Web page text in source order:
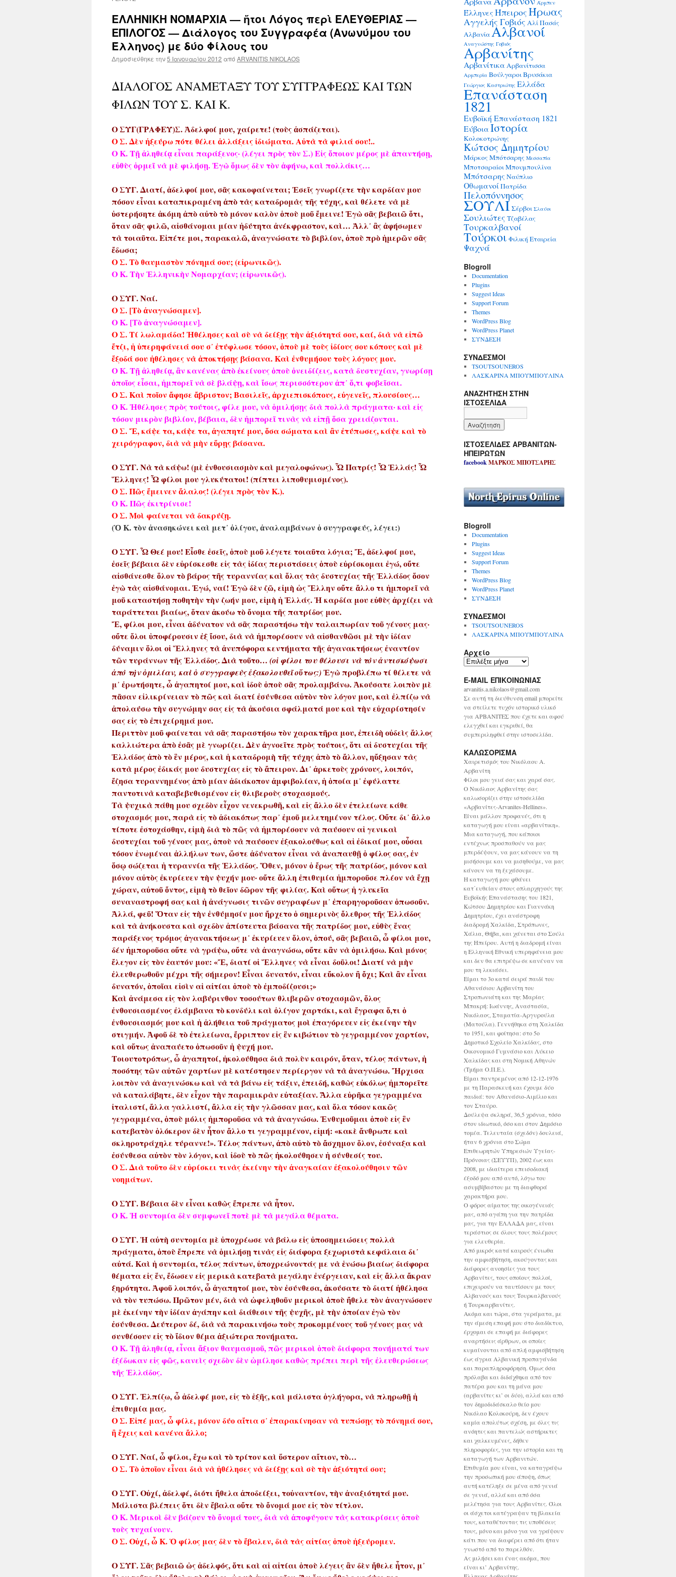
ΕΛΛΗΝΙΚΗ ΝΟΜΑΡΧΙΑ — ἤτοι Λόγος περὶ ΕΛΕΥΘΕΡΙΑΣ —
ΕΠΙΛΟΓΟΣ — Διάλογος του Συγγραφέα (Ανωνύμου του
Έλληνος) με δύο Φίλους του
Δημοσιεύθηκε την5 Ιανουαρίου 2012 από ARVANITIS NIKOLAOS
ΔΙΑΛΟΓΟΣ ΑΝΑΜΕΤΑΞΥ ΤΟΥ ΣΥΓΓΡΑΦΕΩΣ ΚΑΙ ΤΩΝ
ΦΙΛΩΝ ΤΟΥ Σ. ΚΑΙ Κ.
Ο ΣΥΓ(ΓΡΑΦΕΥ)Σ. Ἀδελφοί μου, χαίρετε! (τοὺς ἀσπάζεται).
Ο Σ. Δὲν ἠξεύρω πότε θέλει ἀλλάξεις ἰδιώματα. Αὐτὰ τὰ φιλιά σου!..
Ο Κ. Τῇ ἀληθείᾳ εἶναι παράξενος· (λέγει πρὸς τὸν Σ.) Εἰς ὅποιον μέρος μὲ ἀπαντήσῃ,
εὐθὺς ὁρμεῖ νὰ μὲ φιλήσῃ. Ἐγὼ ὅμως δὲν τὸν ἀφήνω, καὶ πολλάκις…
Ο ΣΥΓ. Διατί, ἀδελφοί μου, σᾶς κακοφαίνεται; Ἐσεῖς γνωρίζετε τὴν καρδίαν μου
πόσον εἶναι καταπικραμένη ἀπὸ τὰς καταδρομὰς τῆς τύχης, καὶ θέλετε νὰ μὲ
ὑστερήσητε ἀκόμη ἀπὸ αὐτὸ τὸ μόνον καλὸν ὁποὺ μοῦ ἔμεινε! Ἐγὼ σᾶς βεβαιῶ ὅτι,
ὅταν σᾶς φιλῶ, αἰσθάνομαι μίαν ἡδύτητα ἀνέκφραστον, καὶ… Ἀλλ᾿ ἂς ἀφήσωμεν
τὰ τοιαῦτα. Εἰπέτε μοι, παρακαλῶ, ἀναγνώσατε τὸ βιβλίον, ὁποὺ πρὸ ἡμερῶν σᾶς
ἔδωσα;
Ο Σ. Τὸ θαυμαστὸν πόνημά σου; (εἰρωνικῶς).
Ο Κ. Τὴν Ἑλληνικὴν Νομαρχίαν; (εἰρωνικῶς).
Ο ΣΥΓ. Ναί.
Ο Σ. [Τὸ ἀναγνώσαμεν].
Ο Κ. [Τὸ ἀναγνώσαμεν].
Ο Σ. Τί λωλαμάδα! Ἠθέλησες καὶ σὺ νὰ δείξῃς τὴν ἀξιότητά σου, καί, διὰ νὰ εἰπῶ
ἔτζι, ἡ ὑπερηφάνειά σου σ᾿ ἐτύφλωσε τόσον, ὁποὺ μὲ τοὺς ἰδίους σου κόπους καὶ μὲ
ἔξοδά σου ἠθέλησες νὰ ἀποκτήσῃς βάσανα. Καὶ ἐνθυμήσου τοὺς λόγους μου.
Ο Κ. Τῇ ἀληθείᾳ, ἂν κανένας ἀπὸ ἐκείνους ὁποὺ ὀνειδίζεις, κατὰ δυστυχίαν, γνωρίσῃ
ὁποῖος εἶσαι, ἠμπορεῖ νὰ σὲ βλάψῃ, καὶ ἴσως περισσότερον ἀπ᾿ ὅ,τι φοβεῖσαι.
Ο Σ. Καὶ ποῖον ἄφησε ἄβριστον; Βασιλεῖς, ἀρχιεπισκόπους, εὐγενεῖς, πλουσίους…
Ο Κ. Ἠθέλησες πρὸς τούτοις, φίλε μου, νὰ ὁμιλήσῃς διὰ πολλὰ πράγματα· καὶ εἰς
τόσον μικρὸν βιβλίον, βέβαια, δὲν ἠμπορεῖ τινὰς νὰ εἰπῇ ὅσα χρειάζονται.
Ο Σ. Ἔ, κάψε τα, κάψε τα, ἀγαπητέ μου, ὅσα σώματα καὶ ἂν ἐτύπωσες, κάψε καὶ τὸ
χειρόγραφον, διὰ νὰ μὴν εὕρῃς βάσανα.
Ο ΣΥΓ. Νὰ τὰ κάψω! (μὲ ἐνθουσιασμὸν καὶ μεγαλοφώνως). Ὦ Πατρίς! Ὦ Ἑλλάς! Ὦ
Ἕλληνες! Ὦ φίλοι μου γλυκύτατοι! (πίπτει λιποθυμισμένος).
Ο Σ. Πῶς ἔμεινεν ἄλαλος! (λέγει πρὸς τὸν Κ.).
Ο Κ. Πῶς ἐκιτρίνισε!
Ο Σ. Μοὶ φαίνεται νὰ δακρύζῃ.
(Ὁ Κ. τὸν ἀνασηκώνει καὶ μετ᾿ ὀλίγου, ἀναλαμβάνων ὁ συγγραφεύς, λέγει:)
Ο ΣΥΓ. Ὦ Θεέ μου! Εἶσθε ἐσεῖς, ὁποὺ μοῦ λέγετε τοιαῦτα λόγια; Ἔ, ἀδελφοί μου,
ἐσεῖς βέβαια δὲν εὑρίσκεσθε εἰς τὰς ἰδίας περιστάσεις ὁποὺ εὑρίσκομαι ἐγώ, οὔτε
αἰσθάνεσθε ὅλον τὸ βάρος τῆς τυραννίας καὶ ὅλας τὰς δυστυχίας τῆς Ἑλλάδος ὅσον
ἐγὼ τὰς αἰσθάνομαι. Ἐγώ, ναί! Ἐγὼ δὲν ζῶ, εἰμὴ ὡς Ἕλλην οὔτε ἄλλο τι ἠμπορεῖ νὰ
μοῦ καταστήσῃ ποθητὴν τὴν ζωήν μου, εἰμὴ ἡ Ἑλλάς. Ἡ καρδία μου εὐθὺς ἀρχίζει νὰ
ταράττεται βιαίως, ὅταν ἀκούω τὸ ὄνομα τῆς πατρίδος μου.
Ἔ, φίλοι μου, εἶναι ἀδύνατον νὰ σᾶς παραστήσω τὴν ταλαιπωρίαν τοῦ γένους μας·
οὔτε ὅλοι ὑποφέρουσιν ἐξ ἴσου, διὰ νὰ ἠμπορέσουν νὰ αἰσθανθῶσι μὲ τὴν ἰδίαν
δύναμιν ὅλοι οἱ Ἕλληνες τὰ ἀνυπόφορα κεντήματα τῆς ἀγανακτήσεως ἐναντίον
τῶν τυράννων τῆς Ἑλλάδος. Διὰ τοῦτο… (οἱ φίλοι του θέλουσι νὰ τὸν ἀντισκόψωσι
ἀπὸ τὴν ὁμιλίαν, καὶ ὁ συγγραφεὺς ἐξακολουθεῖ οὕτως:)Ἐγὼ προβλέπω τί θέλετε νὰ
μ᾿ ἐρωτήσητε, ὦ ἀγαπητοί μου, καὶ ἰδοὺ ὁποὺ σᾶς προλαμβάνω. Ἀκούσατε λοιπὸν μὲ
πᾶσαν εἰλικρίνειαν τὸ πῶς καὶ διατί ἐσύνθεσα αὐτὸν τὸν λόγον μου, καὶ ἐλπίζω νὰ
ἀπολαύσω τὴν συγνώμην σας εἰς τὰ ἀκούσια σφάλματά μου καὶ τὴν εὐχαρίστησίν
σας εἰς τὸ ἐπιχείρημά μου.
Περιττὸν μοῦ φαίνεται νὰ σᾶς παραστήσω τὸν χαρακτῆρα μου, ἐπειδὴ οὐδεὶς ἄλλος
καλλιώτερα ἀπὸ ἐσᾶς μὲ γνωρίζει. Δὲν ἀγνοεῖτε πρὸς τούτοις, ὅτι αἱ δυστυχίαι τῆς
Ἑλλάδος ἀπὸ τὸ ἓν μέρος, καὶ ἡ καταδρομὴ τῆς τύχης ἀπὸ τὸ ἄλλον, ηὔξησαν τὰς
κατὰ μέρος ἐδικάς μου δυστυχίας εἰς τὸ ἄπειρον. Δι᾿ ἀρκετοὺς χρόνους, λοιπόν,
ἔζησα τυραννημένος ἀπὸ μίαν ἀδιάκοπον ἀμφιβολίαν, ἡ ὁποία μ᾿ ἐφύλαττε
παντοτινὰ καταβεβυθισμένον εἰς θλιβεροὺς στοχασμούς.
Τὰ ψυχικὰ πάθη μου σχεδὸν εἶχον νενεκρωθῆ, καὶ εἰς ἄλλο δὲν ἐτελείωνε κάθε
στοχασμός μου, παρὰ εἰς τὸ ἀδιακόπως παρ᾿ ἐμοῦ μελετημένον τέλος. Οὔτε δι᾿ ἄλλο
τίποτε ἐστοχάσθην, εἰμὴ διὰ τὸ πῶς νὰ ἠμπορέσουν νὰ παύσουν αἱ γενικαὶ
δυστυχίαι τοῦ γένους μας, ὁποὺ νὰ παύσουν ἐξακολούθως καὶ αἱ ἐδικαί μου, οὖσαι
τόσον ἑνωμέναι ἀλλήλων των, ὥστε ἀδύνατον εἶναι νὰἀναπαυθῇ ὁ φίλος σας, ἐν
ὅσῳ σώζεται ἡ τυραννία τῆς Ἑλλάδος. Ὅθεν, μόνον ὁ ἔρως τῆς πατρίδος, μόνον καὶ
μόνον αὐτὸς ἐκυρίευεν τὴν ψυχήν μου· οὔτε ἄλλη ἐπιθυμία ἠμποροῦσε πλέον νὰ ἔχῃ
χώραν, αὐτοῦ ὄντος, εἰμὴ τὸ θεῖον δῶρον τῆς φιλίας. Καὶ οὕτως ἡ γλυκεῖα
συναναστροφή σας καὶ ἡ ἀνάγνωσις τινῶν συγραφέων μ᾿ ἐπαρηγοροῦσαν ὁπωσοῦν.
Ἀλλά, φεῦ! Ὅταν εἰς τὴν ἐνθύμησίν μου ἤρχετο ὁ σημερινὸς ὄλεθρος τῆς Ἑλλάδος
καὶ τὰ ἀνήκουστα καὶ σχεδὸν ἀπίστευτα βάσανα τῆς πατρίδος μου, εὐθὺς ἕνας
παράξενος τρόμος ἀγανακτήσεως μ᾿ ἐκυρίευεν ὅλον, ὁπού, σᾶς βεβαιῶ, ὦ φίλοι μου,
δέν ἠμποροῦσα οὔτε νὰ γράψω, οὔτε νὰ ἀναγνώσω, οὔτε κἂν νὰ ὁμιλήσω. Καὶ μόνος
ἔλεγον εἰς τὸν ἑαυτόν μου: «Ἔ, διατί οἱ Ἕλληνες νὰ εἶναι δοῦλοι! Διατί νὰ μὴν
ἐλευθερωθοῦν μέχρι τῆς σήμερον! Εἶναι δυνατόν, εἶναι εὔκολον ἢ ὄχι; Καὶ ἂν εἶναι
δυνατόν, ὁποῖαι εἰσὶν αἱ αἰτίαι ὁποὺ τὸ ἐμποδίζουσι;»
Καὶ ἀνάμεσα εἰς τὸν λαβύρινθον τοσούτων θλιβερῶν στοχασμῶν, ὅλος
ἐνθουσιασμένος ἐλάμβανα τὸ κονδύλι καὶ ὀλίγον χαρτάκι, καὶ ἔγραφα ὅ,τι ὁ
ἐνθουσιασμός μου καὶ ἡ ἀλήθεια τοῦ πράγματος μοὶ ἐπαγόρευεν εἰς ἐκείνην τὴν
στιγμήν. Ἀφοῦ δὲ τὸ ἐτελείωνα, ἔρριπτον εἰς ἓν κιβώτιον τὸ γεγραμμένον χαρτίον,
καὶ οὕτως ἀναπαύετο ὁπωσοῦν ἡ ψυχή μου.
Τοιουτοτρόπως, ὦ ἀγαπητοί, ἠκολούθησα διὰ πολὺν καιρόν, ὅταν, τέλος πάντων, ἡ
ποσότης τῶν αὐτῶν χαρτίων μὲ κατέστησεν περίεργον νὰ τὰ ἀναγνώσω. Ἤρχισα
λοιπὸν νὰ ἀναγινώσκω καὶ νὰ τὰ βάνω εἰς τάξιν, ἐπειδή, καθὼς εὐκόλως ἠμπορεῖτε
νὰ καταλάβητε, δὲν εἶχον τὴν παραμικρὰν εὐταξίαν. Ἄλλα εὑρῆκα γεγραμμένα
ἰταλιστί, ἄλλα γαλλιστί, ἄλλα εἰς τὴν γλῶσσαν μας, καὶ ὅλα τόσον κακῶς
γεγραμμένα, ὁποὺ μόλις ἠμποροῦσα νὰ τὰ ἀναγνώσω. Ἐνθυμοῦμαι ὁποὺ εἰς ἓν
κατεβατὸν ὁλόκερον δὲν ἦτον ἄλλο τι γεγραμμένον, εἰμή: «κακὲ ἄνθρωπε καὶ
σκληροτράχηλε τύραννε!». Τέλος πάντων, ἀπὸ αὐτὸ τὸἄσχημον ὅλον, ἐσύναξα καὶ
ἐσύνθεσα αὐτὸν τὸν λόγον, καὶ ἰδοὺ τὸ πῶς ἠκολούθησεν ἡ σύνθεσίς του.
Ο Σ. Διὰ τοῦτο δὲν εὑρίσκει τινὰς ἐκείνην τὴν ἀναγκαίαν ἐξακολούθησιν τῶν
νοημάτων.
Ο ΣΥΓ. Βέβαια δὲν εἶναι καθὼς ἔπρεπε νὰ ἦτον.
Ο Κ. Ἡ συντομία δὲν συμφωνεῖ ποτὲ μὲ τὰ μεγάλα θέματα.
Ο ΣΥΓ. Ἡ αὐτὴ συντομία μὲ ὑποχρέωσε νὰ βάλω εἰς ὑποσημειώσεις πολλὰ
πράγματα, ὁποὺ ἔπρεπε νὰ ὁμιλήσῃ τινὰς εἰς διάφορα ξεχωριστὰ κεφάλαια δι᾿
αὐτά. Καὶ ἡ συντομία, τέλος πάντων, ὑποχρεώνοντάς με νὰ ἑνώσω βιαίως διάφορα
θέματα εἰς ἕν, ἔδωσεν εἰς μερικὰ κατεβατὰ μεγάλην ἐνέργειαν, καὶ εἰς ἄλλα ἄκραν
ξηρότητα. Ἀφοῦ λοιπόν, ὦ ἀγαπητοί μου, τὸν ἐσύνθεσα, ἀκούσατε τὸ διατί ἠθέλησα
νὰ τὸν τυπώσω. Πρῶτον μέν, διὰ νὰ ὠφεληθοῦν μερικοὶ ὁποὺ ἤθελε τὸν ἀναγνώσουν
μὲ ἐκείνην τὴν ἰδίαν ἀγάπην καὶ διάθεσιν τῆς ψυχῆς, μὲ τὴν ὁποίαν ἐγὼ τὸν
ἐσύνθεσα. Δεύτερον δέ, διὰ νὰ παρακινήσω τοὺς προκομμένους τοῦ γένους μας νὰ
συνθέσουν εἰς τὸ ἴδιον θέμα ἀξιώτερα πονήματα.
Ο Κ. Τῇ ἀληθείᾳ, εἶναι ἄξιον θαυμασμοῦ, πῶς μερικοὶ ὁποὺ διάφορα πονήματά των
ἐξέδωκαν εἰς φῶς, κανεὶς σχεδὸν δὲν ὡμίλησε καθὼς πρέπει περὶ τῆς ἐλευθερώσεως
τῆς Ἑλλάδος.
Ο ΣΥΓ. Ἐλπίζω, ὦ ἀδελφέ μου, εἰς τὸ ἑξῆς, καὶ μάλιστα ὀγλήγορα, νὰ πληρωθῇ ἡ
ἐπιθυμία μας.
Ο Σ. Εἰπέ μας, ὦ φίλε, μόνον δύο αἴτια σ᾿ ἐπαρακίνησαν νὰ τυπώσῃς τὸ πόνημά σου,
ἢ ἔχεις καὶ κανένα ἄλλο;
Ο ΣΥΓ. Ναί, ὦ φίλοι, ἔχω καὶ τὸ τρίτον καὶ ὕστερον αἴτιον, τὸ…
Ο Σ. Τὸ ὁποῖον εἶναι διὰ νὰ ἠθέλησες νὰ δείξῃς καὶ σὺ τὴν ἀξιότητά σου;
Ο ΣΥΓ. Οὐχί, ἀδελφέ, διότι ἤθελα ἀποδείξει, τοὐναντίον, τὴν ἀναξιότητά μου.
Μάλιστα βλέπεις ὅτι δὲν ἔβαλα οὔτε τὸ ὄνομά μου εἰς τὸν τίτλον.
Ο Κ. Μερικοὶ δὲν βάζουν τὸ ὄνομά τους, διὰ νὰ ἀποφύγουν τὰς κατακρίσεις ὁποὺ
τοὺς τυχαίνουν.
Ο Σ. Οὐχί, ὦ Κ. Ὁ φίλος μας δὲν τὸ ἔβαλεν, διὰ τὰς αἰτίας ὁποὺ ἠξεύρομεν.
Ο ΣΥΓ. Σᾶς βεβαιῶ ὡς ἀδελφός, ὅτι καὶ αἱ αἰτίαι ὁποὺ λέγεις ἂν δὲν ἤθελε ἦτον, μ᾿
Άρμπεν
Έλληνες ΉπειροςΉρωας
Αγγελής Γοβιός Αλί Πασάς
ΑλβανίαΑλβανοί
Αναγνώστης Γοβιός
Αρβανίτης
Αρβανίτικα Αρβανίτισσα
Αρμπερία ΒούλγαροιΒρυσάκια
Γεώργιος Καστριώτης Ελλάδα
Επανάσταση
1821
Ευβοϊκή Επανάσταση 1821
Εύβοια Ιστορία
Κολοκοτρώνης
Κώτσος Δημητρίου
Μάρκος Μπότσαρης Μεσσαπία
ΜποτσαραίοιΜπουμπουλίνα
Μπότσαρης Ναύπλιο
ΟθωμανοίΠατρίδα
Πελοπόννησος
ΣΟΥΛΙ Σέρβοι Σλαύοι
Σουλιώτες Τζαβέλας
Τουρκαλβανοί
Τούρκοι Φιλική Εταιρεία
Ψαχνά
Blogroll
Documentation
Plugins
Suggest Ideas
Support Forum
Themes
WordPress Blog
WordPress Planet
ΣΥΝΔΕΣΗ
ΣΥΝΔΕΣΜΟΙ
TSOUTSOUNEROS
ΛΑΣΚΑΡΙΝΑ ΜΠΟΥΜΠΟΥΛΙΝΑ
ΑΝΑΖΗΤΗΣΗ ΣΤΗΝ
ΙΣΤΟΣΕΛΙΔΑ
ΙΣΤΟΣΕΛΙΔΕΣ ΑΡΒΑΝΙΤΩΝ-
ΗΠΕΙΡΩΤΩΝ
facebookΜΑΡΚΟΣ ΜΠΟΤΣΑΡΗΣ
Blogroll
Documentation
Plugins
Suggest Ideas
Support Forum
Themes
WordPress Blog
WordPress Planet
ΣΥΝΔΕΣΗ
ΣΥΝΔΕΣΜΟΙ
TSOUTSOUNEROS
ΛΑΣΚΑΡΙΝΑ ΜΠΟΥΜΠΟΥΛΙΝΑ
Αρχείο
Α
χ
ε
ί
ο
E-MAIL ΕΠΙΚΟΙΝΩΝΙΑΣ
arvanitis.a.nikolaos@gmail.com
Σε αυτή τη διεύθυνση email μπορείτε
να στείλετε τυχόν ιστορικό υλικό
για ΑΡΒΑΝΙΤΕΣ που έχετε και αφού
ελεγχθεί και εγκριθεί, θα
συμπεριληφθεί στην ιστοσελίδα.
ΚΑΛΩΣΟΡΙΣΜΑ
Χαιρετισμός του Νικόλαου Α.
Αρβανίτη
Φίλοι μου γειά σας και χαρά σας.
Ο Νικόλαος Αρβανίτης σας
καλωσορίζει στην ιστοσελίδα
«Αρβανίτες-Arvanites-Hellines».
Είναι μάλλον προφανές, ότι η
καταγωγή μου είναι «αρβανίτικη».
Μια καταγωγή, που κάποιοι
εντέχνως προσπαθούν να μας
μπερδέψουν, να μας κάνουν να τη
μισήσουμε και να μισηθούμε, να μας
κάνουν να τη ξεχάσουμε.
Η καταγωγή μου φθάνει
κατ΄ευθείαν στους οπλαρχηγούς της
Ευβοϊκής Επανάστασης του 1821,
Κώτσου Δημητρίου και Γιαννάκη
Δημητρίου, έχει ανάστροφη
διαδρομή Χαλκίδα, Στρόπωνες,
Χάλια, Θήβα, και χάνεται στο Σούλι
της Ηπείρου. Αυτή η διαδρομή είναι
η Ελληνική Εθνική υπερηφάνεια μου
και δεν θα επιτρέψω σε κανέναν να
μου τη λεκιάσει.
Είμαι το 3ο κατά σειρά παιδί του
Αθανάσιου Αρβανίτη του
Στροπωνιάτη και της Μαρίας
Μπακρή: Ιωάννης, Αναστασία,
Νικόλαος, Σταματία-Αργυρούλα
(Ματούλα). Γεννήθηκα στη Χαλκίδα
το 1951, και φοίτησα: στο 5ο
Δημοτικό Σχολείο Χαλκίδας, στο
Οικονομικό Γυμνάσιο και Λύκειο
Χαλκίδας και στη Νομική Αθηνών
(Τμήμα Ο.Π.Ε.).
Είμαι παντρεμένος από 12-12-1976
με τη Παρασκευή και έχουμε δύο
παιδιά: τον Αθανάσιο-Αιμίλιο και
τον Σταύρο.
Δούλεψα σκληρά, 36,5 χρόνια, τόσο
στον ιδιωτικό, όσο και στον Δημόσιο
τομέα. Τελευταία (σχεδόν) δουλειά,
ήταν 6 χρόνια στο Σώμα
Επιθεωρητών Υπηρεσιών Υγείας-
Πρόνοιας (ΣΕΥΥΠ), 2002 έως και
2008, με ιδιαίτερα επεισοδιακή
έξοδό μου από αυτό, λόγω του
ασυμβίβαστου με τη διαφθορά
χαρακτήρα μου.
Ο φόρος αίματος της οικογένειάς
μας, από αγάπη για την πατρίδα
μας, για την ΕΛΛΑΔΑ μας, είναι
τεράστιος σε όλους τους πολέμους
για ελευθερία.
Από μικρός κατά καιρούς ένιωθα
την αμφισβήτηση, ακούγοντας και
διάφορες ανοησίες για τους
Αρβανίτες, τους οποίους πολλοί,
επιχειρούν να ταυτίσουν με τους
Αλβανούς και τους Τουρκαλβανούς
ή Τουρκαρβανίτες.
Ακόμα και τώρα, στα γεράματα, με
την άμεση επαφή μου στο διαδίκτυο,
έρχομαι σε επαφή με διάφορες
αναρτήσεις άρθρων, οι οποίες
κυμαίνονται από απλή αμφισβήτηση
έως άγρια Αλβανική προπαγάνδα
και παραπληροφόρηση. Όμως όσα
πρόλαβα και διδάχθηκα από τον
πατέρα μου και τη μάνα μου
(αρβανίτες κι’ οι δύο), αλλά και από
τον δημοδιδάσκαλο θείο μου
Νικόλαο Κολοκούρη, δεν έχουν
καμία απολύτως σχέση, με όλες τις
ανόητες και παντελώς αστήρικτες
και χαλκευμένες, δήθεν
πληροφορίες, για την ιστορία και τη
καταγωγή των Αρβανιτών.
Επιθυμία μου είναι, να καταγράψω
την προσωπική μου άποψη, όπως
αυτή κατέληξε σε μένα από γενιά
σε γενιά, αλλά και από όσα
μελέτησα για τους Αρβανίτες. Όλοι
οι άσχετοι κατέγραψαν τη βλακεία
τους, καταθέτοντας τις υποθέσεις
τους, μόνο και μόνο για να γράψουν
κάτι που να διαφέρει από ότι ήταν
γνωστό από το παρελθόν.
Ας μιλήσει και ένας ακόμα, που
είναι κι’ Αρβανίτης.